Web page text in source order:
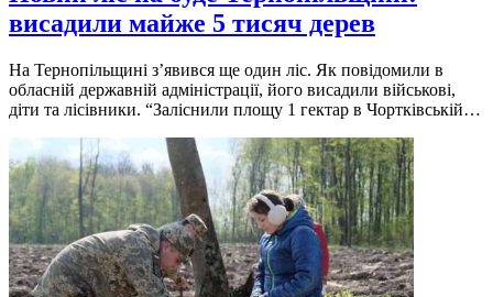
висадили майже 5 тисяч дерев
На Тернопільщині з’явився ще один ліс. Як повідомили в
обласній державній адміністрації, його висадили військові,
діти та лісівники. “Заліснили площу 1 гектар в Чортківській…